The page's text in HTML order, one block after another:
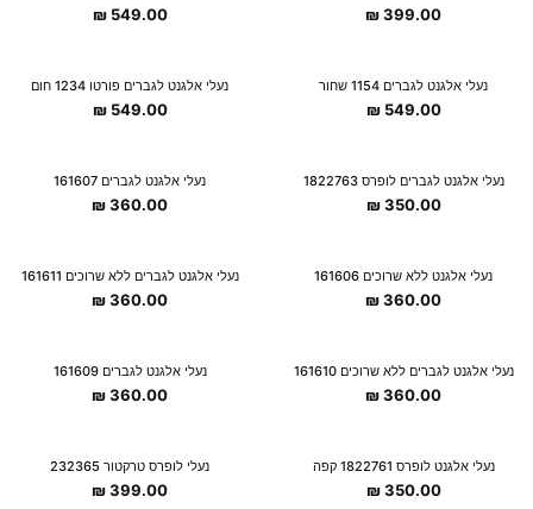
399.00
₪
549.00
₪
נעלי אלגנט לגברים 1154 שחור
549.00
₪
נעלי אלגנט לגברים פורטו 1234 חום
549.00
₪
נעלי אלגנט לגברים לופרס 1822763
350.00
₪
נעלי אלגנט לגברים 161607
360.00
₪
נעלי אלגנט ללא שרוכים 161606
360.00
₪
נעלי אלגנט לגברים ללא שרוכים 161611
360.00
₪
נעלי אלגנט לגברים ללא שרוכים 161610
360.00
₪
נעלי אלגנט לגברים 161609
360.00
₪
נעלי אלגנט לופרס 1822761 קפה
350.00
₪
נעלי לופרס טרקטור 232365
399.00
₪